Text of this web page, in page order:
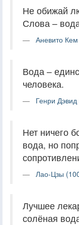
Не обижай
Слова –
Аневито
Вода –
человека.
Генри
Нет ничего
вода, но
Лао-Цзы
Лучшее
солёная